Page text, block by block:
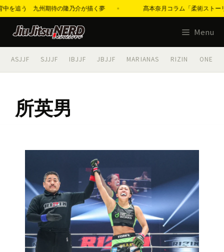
追う 九州期待の隆乃介が描く夢 髙本奈月コラム「柔術ストー
テ
Menu
ASJJF SJJJF IBJJF JBJJF MARIANAS RIZIN ONE
所英男